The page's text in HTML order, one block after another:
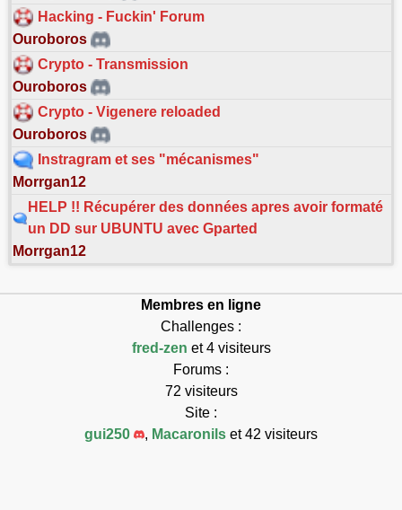
Hacking - Fuckin' Forum
Ouroboros
Crypto - Transmission
Ouroboros
Crypto - Vigenere reloaded
Ouroboros
Instragram et ses "mécanismes"
Morrgan12
HELP !! Récupérer des données apres avoir formaté
un DD sur UBUNTU avec Gparted
Morrgan12
Membres en ligne
Challenges :
fred-zen et 4 visiteurs
Forums :
72 visiteurs
Site :
gui250
, Macaronils et 42 visiteurs